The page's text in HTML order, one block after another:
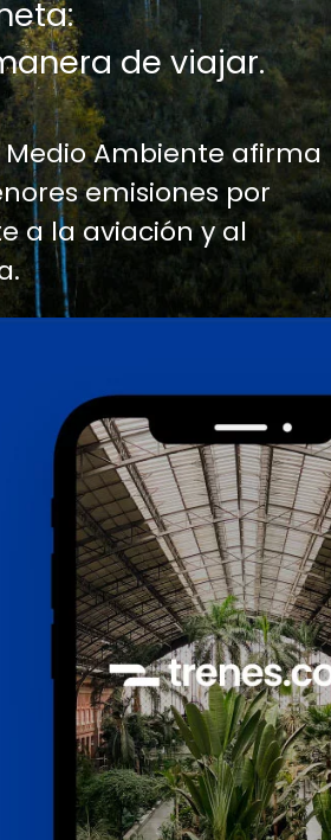
de viajar.
Ambiente afirma
emisiones por
a la aviación y al